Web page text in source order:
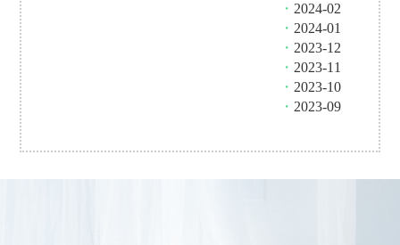
・ 2024-02
・ 2024-01
・ 2023-12
・ 2023-11
・ 2023-10
・ 2023-09